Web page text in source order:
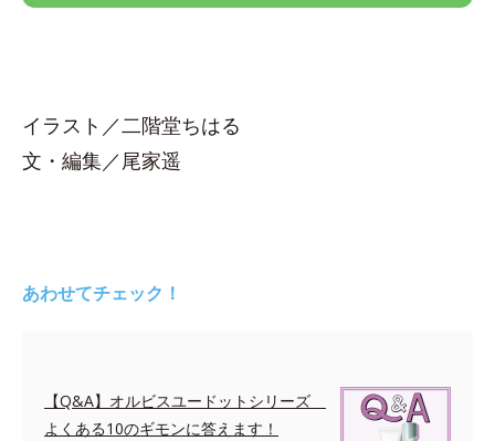
イラスト／二階堂ちはる
文・編集／尾家遥
あわせてチェック！
【Q&A】オルビスユードットシリーズ
よくある10のギモンに答えます！